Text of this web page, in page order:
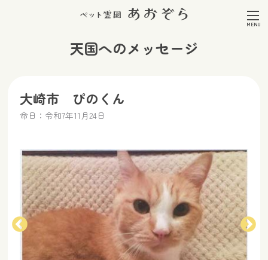
天国へのメッセージ
大崎市 ぴのくん
命日：令和7年11月24日